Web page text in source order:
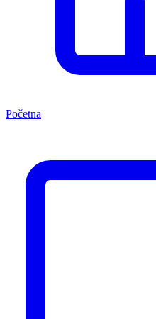
Početna